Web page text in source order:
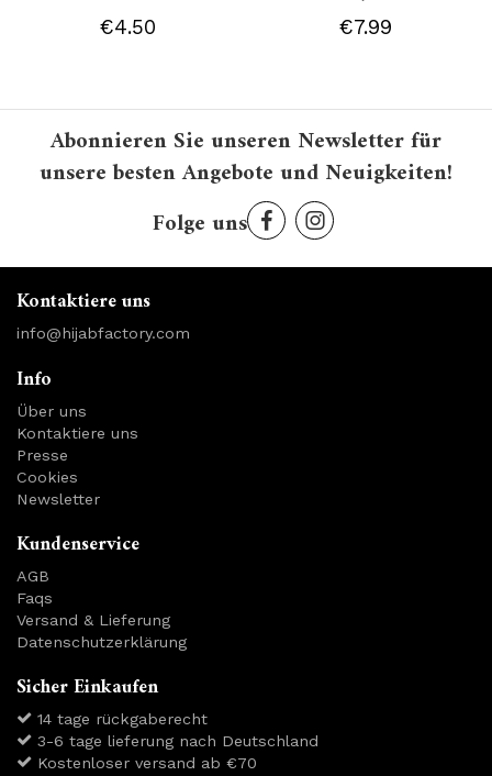
€4.50 €7.99
Abonnieren Sie unseren Newsletter für
unsere besten Angebote und Neuigkeiten!
Folge uns
Kontaktiere uns
info@hijabfactory.com
Info
Über uns
Kontaktiere uns
Presse
Cookies
Newsletter
Kundenservice
AGB
Faqs
Versand & Lieferung
Datenschutzerklärung
Sicher Einkaufen
14 tage rückgaberecht
3-6 tage lieferung nach Deutschland
Kostenloser versand ab €70